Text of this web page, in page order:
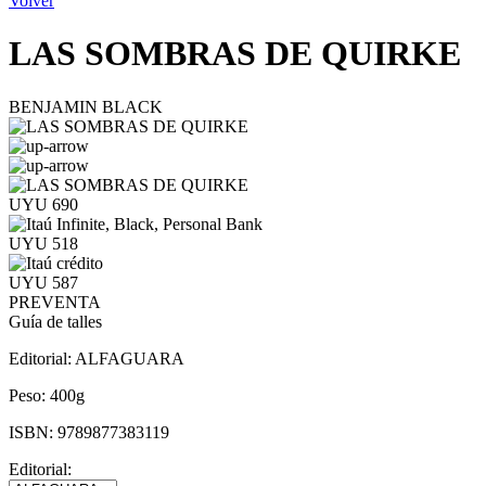
LAS SOMBRAS DE QUIRKE
BENJAMIN BLACK
UYU 690
UYU 518
UYU 587
PREVENTA
Guía de talles
Editorial: ALFAGUARA
Peso: 400g
ISBN: 9789877383119
Editorial: